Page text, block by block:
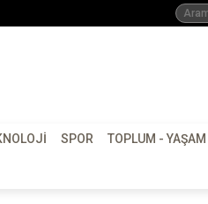
SPOR TOPLUM - YAŞAM